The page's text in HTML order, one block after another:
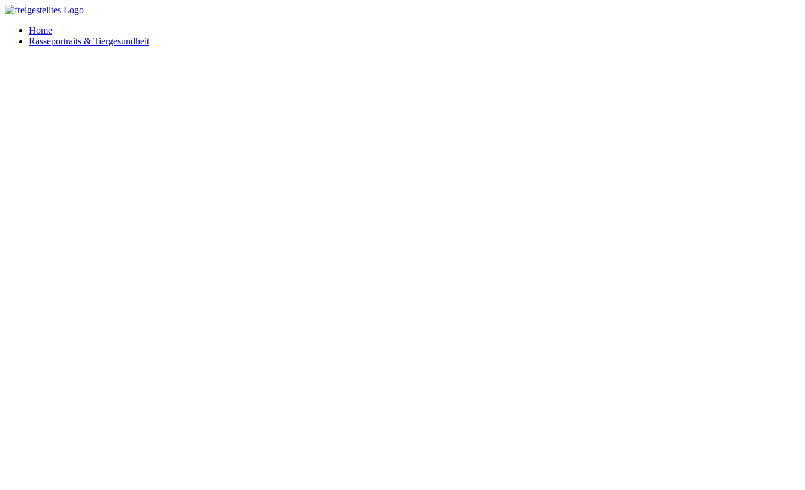
Zum
springenHome
Rasseportraits & Tiergesundheit